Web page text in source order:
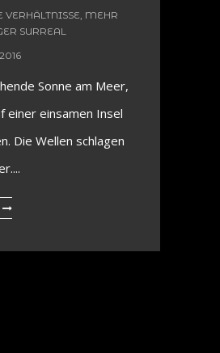
MEHR
SURREAL
Sonne am Meer,
einer einsamen Insel
Die Wellen schlagen